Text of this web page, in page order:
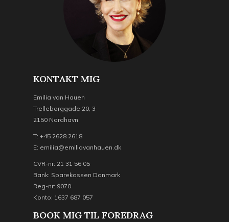
KONTAKT MIG
Emilia van Hauen
Trelleborggade 20, 3
2150 Nordhavn
T: +45 2628 2618
E: emilia@emiliavanhauen.dk
CVR-nr: 21 31 56 05
Bank: Sparekassen Danmark
Reg-nr: 9070
Konto: 1637 687 057
BOOK MIG TIL FOREDRAG